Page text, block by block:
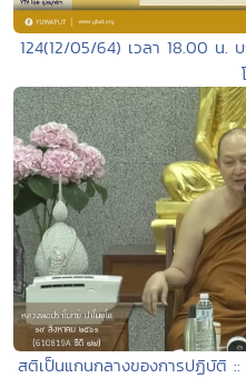
124(12/05/64) เวลา 18.00 น.
สติเป็นแกนกลางของการปฏิบัติ